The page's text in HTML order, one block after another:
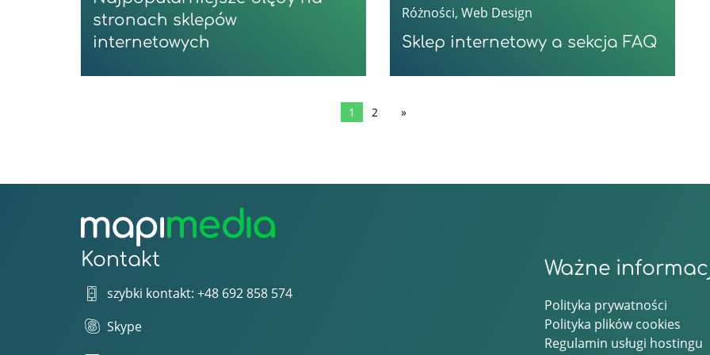
stronach sklepów
internetowych
Różności, Web Design
Sklep internetowy a sekcja FAQ
1 2
Kontakt
szybki kontakt: +48 692 858 574
Skype
Ważne
Polityka prywatności
Polityka plików cookies
Regulamin usługi hostingu